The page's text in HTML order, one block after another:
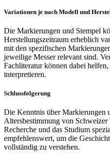
Variationen je nach Modell und
Die Markierungen und Stempel
Herstellungszeitraum erheblich
mit den spezifischen
jeweilige Messer relevant sind.
Fachliteratur können dabei
interpretieren.
Schlussfolgerung
Die Kenntnis über Markierungen
Altersbestimmung von Schweizer
Recherche und das Studium
empfehlenswert, um die
vollständig zu verstehen.